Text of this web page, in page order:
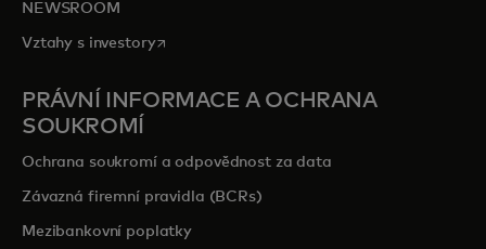
NEWSROOM
Vztahy s investoryopens in a new tab
PRÁVNÍ INFORMACE A OCHRANA
SOUKROMÍ
Ochrana soukromí a odpovědnost za data
Závazná firemní pravidla (BCRs)
Mezibankovní poplatky